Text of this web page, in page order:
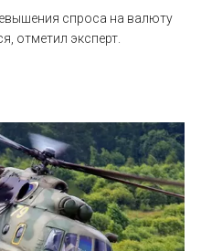
спроса на валюту
отметил эксперт.